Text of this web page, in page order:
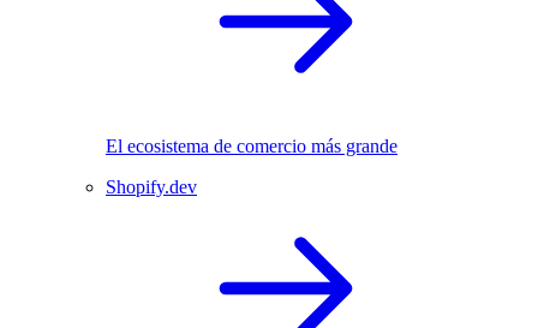
El ecosistema de comercio más grande
Shopify.dev